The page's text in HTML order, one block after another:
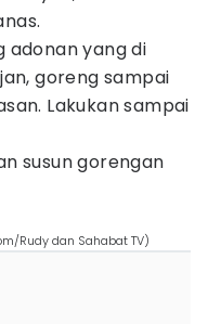
adonan yang di
goreng sampai
Lakukan sampai
susun gorengan
Rudy dan Sahabat TV)